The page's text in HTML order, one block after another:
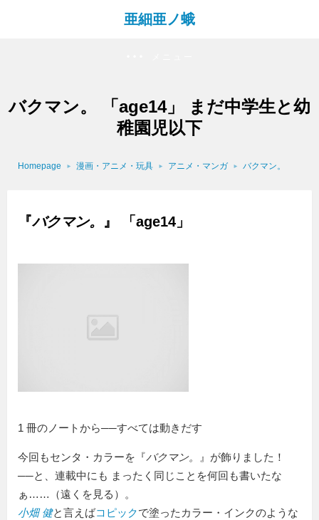
亜細亜ノ蛾
バクマン。 「age14」 まだ中学生と幼
稚園児以下
Homepage 漫画・アニメ・玩具 アニメ・マンガ バクマン。
『バクマン。 』 「age14」
1 冊のノートから──すべては動きだす
今回もセンタ・カラーを『バクマン。
』が飾りました！
──と、連載中にも まったく同じことを何回も書いたな
ぁ……（遠くを見る）。
小畑 健と言えばコピックで塗ったカラー・インクのような